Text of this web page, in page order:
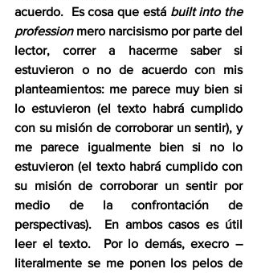
acuerdo.  Es cosa que está built into the
profession mero narcisismo por parte del
lector, correr a hacerme saber si
estuvieron o no de acuerdo con mis
planteamientos: me parece muy bien si
lo estuvieron (el texto habrá cumplido
con su misión de corroborar un sentir), y
me parece igualmente bien si no lo
estuvieron (el texto habrá cumplido con
su misión de corroborar un sentir por
medio de la confrontación de
perspectivas).  En ambos casos es útil
leer el texto.  Por lo demás, execro –
literalmente se me ponen los pelos de